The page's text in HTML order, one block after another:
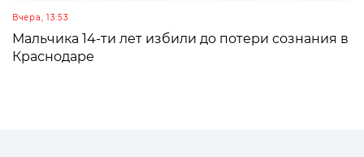
Вчера, 13:53
Мальчика 14-ти лет избили до потери сознания в
Краснодаре